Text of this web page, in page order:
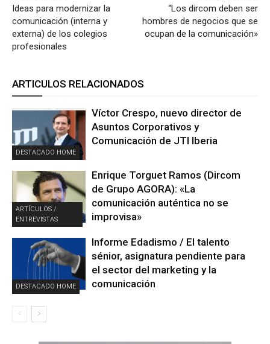
Ideas para modernizar la
comunicación (interna y
externa) de los colegios
profesionales
“Los dircom deben ser
hombres de negocios que se
ocupan de la comunicación»
ARTICULOS RELACIONADOS
DESTACADO HOME
Víctor Crespo, nuevo director de
Asuntos Corporativos y
Comunicación de JTI Iberia
ARTÍCULOS /
ENTREVISTAS
Enrique Torguet Ramos (Dircom
de Grupo AGORA): «La
comunicación auténtica no se
improvisa»
DESTACADO HOME
Informe Edadismo / El talento
sénior, asignatura pendiente para
el sector del marketing y la
comunicación